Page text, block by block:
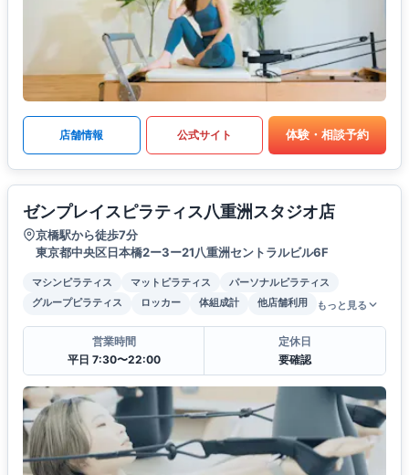
店舗情報 公式サイト 体験・相談予約
ゼンプレイスピラティス八重洲スタジオ店
京橋駅から徒歩7分
東京都中央区日本橋2ー3ー21八重洲セントラルビル6F
マシンピラティス マットピラティス
パーソナルピラティス
グループピラティス
ロッカー 体組成計 他店舗利用 もっと見る
営業時間
平日 7:30〜22:00
定休日
要確認